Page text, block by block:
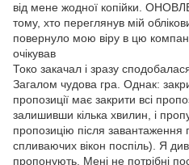
від мене жодної копійки.
тому, хто переглянув мій
повернуло мою віру в цю
очікував
Токо закачал і зразу
Загалом чудова гра. Однак:
пропозиції має закрити всі
залишивши кілька хвилин, і
пропозицію після завантаження
спливаючих вікон поспіль). Я
пропонують. Мені не потрібні